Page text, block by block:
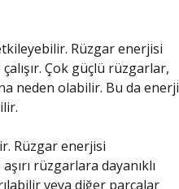
Rüzgar enerjisi
Çok güçlü rüzgarlar,
neden olabilir. Bu da enerji
Rüzgar enerjisi
rüzgarlara dayanıklı
veya diğer parçalar